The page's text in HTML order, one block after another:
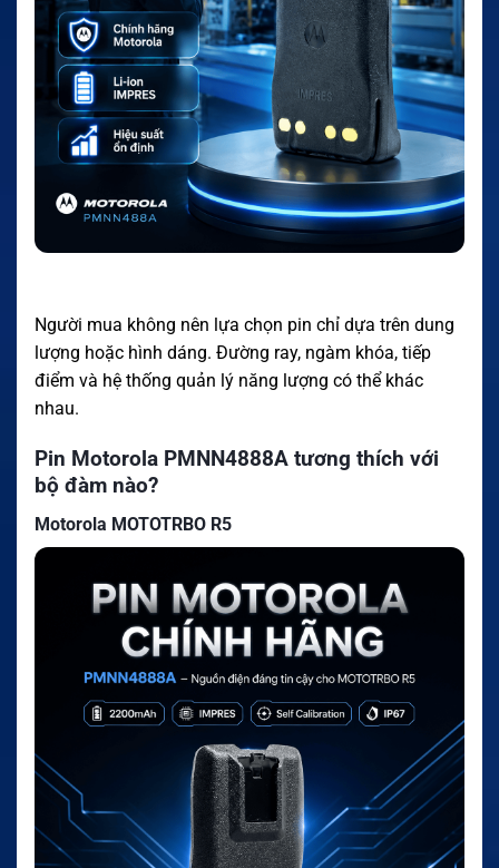
Người mua không nên lựa chọn pin chỉ dựa trên dung
lượng hoặc hình dáng. Đường ray, ngàm khóa, tiếp
điểm và hệ thống quản lý năng lượng có thể khác
nhau.
Pin Motorola PMNN4888A tương thích với
bộ đàm nào?
Motorola MOTOTRBO R5